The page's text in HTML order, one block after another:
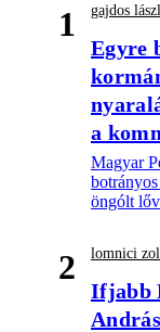
1 gajdos
Egyre
a
Magyar
öngólt
2 lomnici
Ifjabb